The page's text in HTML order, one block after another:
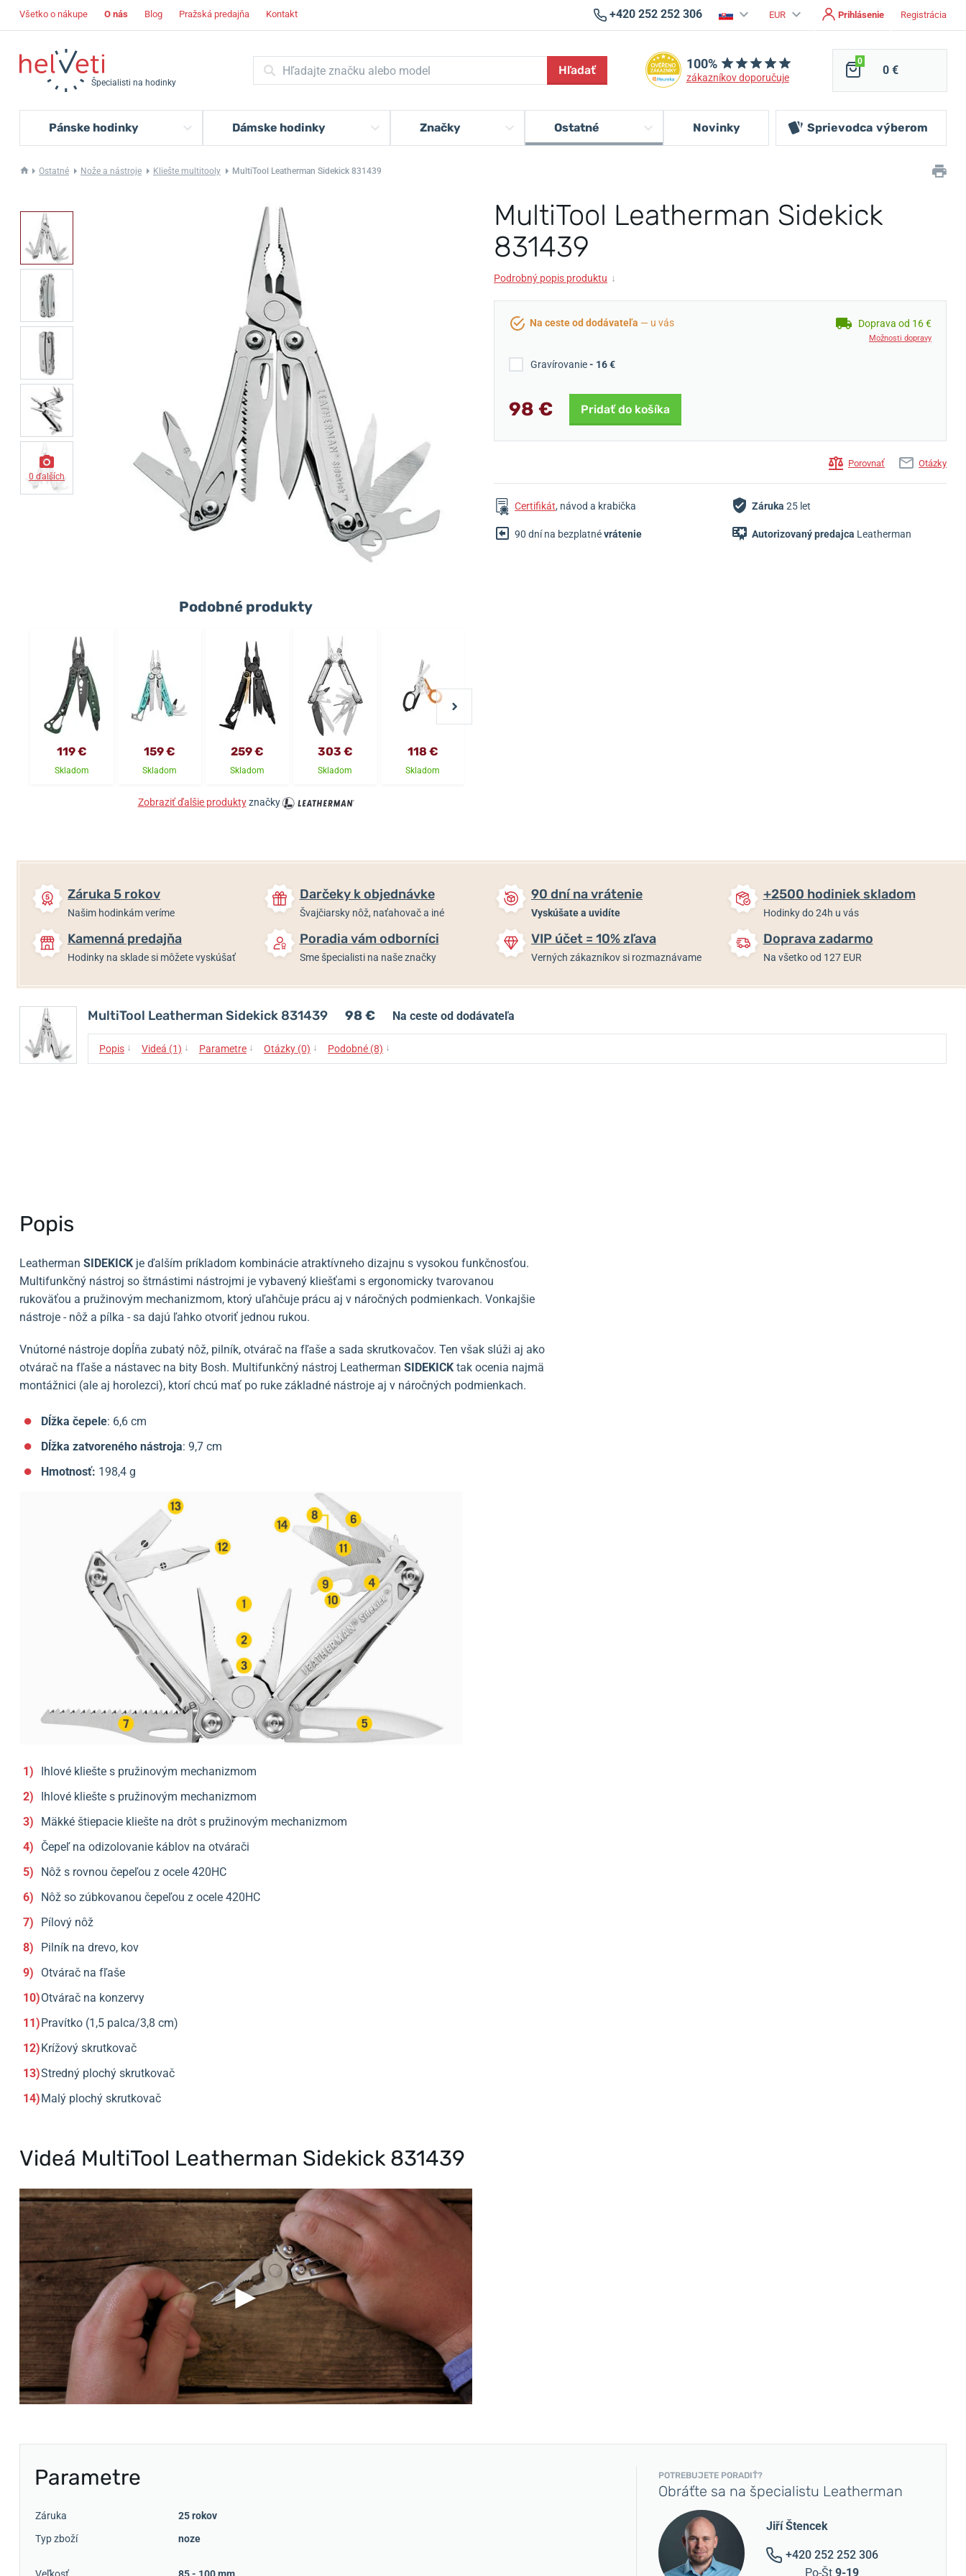
Všetko o nákupe O nás Blog Pražská predajňa Kontakt +420 252 252 306 EUR Prihlásenie Registrácia
Špecialisti na hodinky
Hľadať 100%
zákazníkov doporučuje
0
0 €
Pánske hodinky Dámske hodinky Značky Ostatné Novinky Sprievodca výberom
Ostatné Nože a nástroje Kliešte multitooly MultiTool Leatherman Sidekick 831439
MultiTool Leatherman Sidekick
831439
0 ďalších
Podrobný popis produktu ↓
Na ceste od dodávateľa — u vás Doprava od 16 €
Možnosti dopravy
Gravírovanie- 16 €
98 € Pridať do košíka
Porovnať Otázky
Certifikát, návod a krabička Záruka 25 let
90 dní na bezplatnévrátenie Autorizovaný predajca Leatherman
Podobné produkty
119 €
Skladom
159 €
Skladom
259 €
Skladom
303 €
Skladom
118 €
Skladom
Zobraziť ďalšie produktyznačky
Záruka 5 rokov
Našim hodinkám veríme
Darčeky k objednávke
Švajčiarsky nôž, naťahovač a iné
90 dní na vrátenie
Vyskúšate a uvidíte
+2500 hodiniek skladom
Hodinky do 24h u vás
Kamenná predajňa
Hodinky na sklade si môžete vyskúšať
Poradia vám odborníci
Sme špecialisti na naše značky
VIP účet = 10% zľava
Verných zákazníkov si rozmaznávame
Doprava zadarmo
Na všetko od 127 EUR
MultiTool Leatherman Sidekick 831439 98 € Na ceste od dodávateľa
Popis ↓ Videá (1) ↓ Parametre ↓ Otázky (0) ↓ Podobné (8) ↓
Popis
Leatherman SIDEKICK je ďalším príkladom kombinácie atraktívneho dizajnu s vysokou funkčnosťou.
Multifunkčný nástroj so štrnástimi nástrojmi je vybavený kliešťami s ergonomicky tvarovanou
rukoväťou a pružinovým mechanizmom, ktorý uľahčuje prácu aj v náročných podmienkach. Vonkajšie
nástroje - nôž a pílka - sa dajú ľahko otvoriť jednou rukou.
Vnútorné nástroje dopĺňa zubatý nôž, pilník, otvárač na fľaše a sada skrutkovačov. Ten však slúži aj ako
otvárač na fľaše a nástavec na bity Bosh. Multifunkčný nástroj Leatherman SIDEKICK tak ocenia najmä
montážnici (ale aj horolezci), ktorí chcú mať po ruke základné nástroje aj v náročných podmienkach.
Dĺžka čepele: 6,6 cm
Dĺžka zatvoreného nástroja: 9,7 cm
Hmotnosť: 198,4 g
Ihlové kliešte s pružinovým mechanizmom
Ihlové kliešte s pružinovým mechanizmom
Mäkké štiepacie kliešte na drôt s pružinovým mechanizmom
Čepeľ na odizolovanie káblov na otvárači
Nôž s rovnou čepeľou z ocele 420HC
Nôž so zúbkovanou čepeľou z ocele 420HC
Pílový nôž
Pilník na drevo, kov
Otvárač na fľaše
Otvárač na konzervy
Pravítko (1,5 palca/3,8 cm)
Krížový skrutkovač
Stredný plochý skrutkovač
Malý plochý skrutkovač
Videá MultiTool Leatherman Sidekick 831439
Parametre
Záruka
25 rokov
Typ zboží
noze
POTREBUJETE PORADIŤ?
Obráťte sa na špecialistu Leatherman
Jiří Štencek
+420 252 252 306
Po-Št 9-19